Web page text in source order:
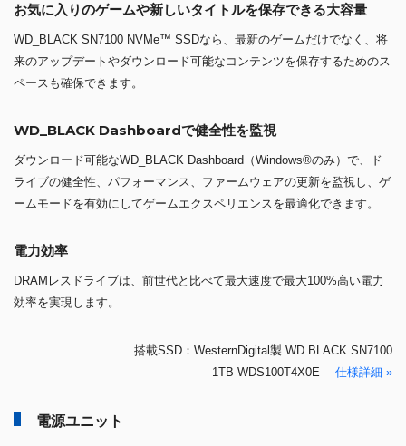
お気に入りのゲームや新しいタイトルを保存できる大容量
WD_BLACK SN7100 NVMe™ SSDなら、最新のゲームだけでなく、将
来のアップデートやダウンロード可能なコンテンツを保存するためのス
ペースも確保できます。
WD_BLACK Dashboardで健全性を監視
ダウンロード可能なWD_BLACK Dashboard（Windows®のみ）で、ド
ライブの健全性、パフォーマンス、ファームウェアの更新を監視し、ゲ
ームモードを有効にしてゲームエクスペリエンスを最適化できます。
電力効率
DRAMレスドライブは、前世代と比べて最大速度で最大100%高い電力
効率を実現します。
搭載SSD：WesternDigital製 WD BLACK SN7100
1TB WDS100T4X0E 仕様詳細 »
電源ユニット